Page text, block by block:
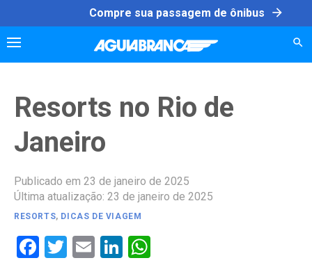
to
content
Compre sua passagem de ônibus arrow_forward
Resorts no Rio de
Janeiro
Publicado em 23 de janeiro de 2025
Última atualização: 23 de janeiro de 2025
RESORTS, DICAS DE VIAGEM
Facebook
Twitter
EmailLinkedIn